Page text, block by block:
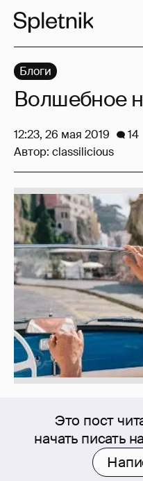
Это пост
начать писать
Блоги
Волшебное
12:23, 26 мая 2019
14
Автор: classilicious